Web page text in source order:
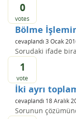
0
votes
Bölme
cevaplandı 3 Ocak
Sorudaki ifade
1
vote
İki ayrı
cevaplandı 18 Aralık
Sorunun